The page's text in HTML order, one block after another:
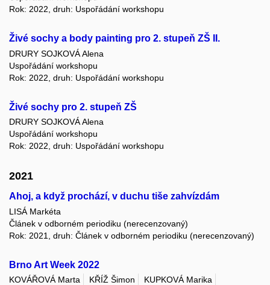
Rok: 2022, druh: Uspořádání workshopu
Živé sochy a body painting pro 2. stupeň ZŠ II.
DRURY SOJKOVÁ Alena
Uspořádání workshopu
Rok: 2022, druh: Uspořádání workshopu
Živé sochy pro 2. stupeň ZŠ
DRURY SOJKOVÁ Alena
Uspořádání workshopu
Rok: 2022, druh: Uspořádání workshopu
2021
Ahoj, a když prochází, v duchu tiše zahvízdám
LISÁ Markéta
Článek v odborném periodiku (nerecenzovaný)
Rok: 2021, druh: Článek v odborném periodiku (nerecenzovaný)
Brno Art Week 2022
KOVÁŘOVÁ Marta KŘÍŽ Šimon
KUPKOVÁ Marika